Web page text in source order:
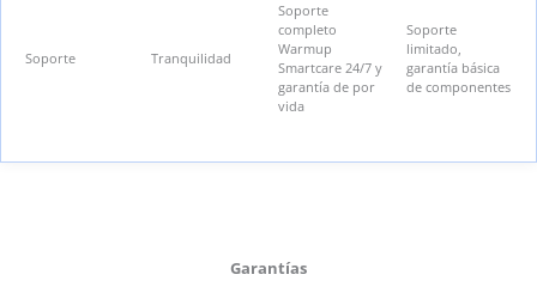
Soporte Tranquilidad
Soporte
completo
Warmup
Smartcare 24/7 y
garantía de por
vida
Soporte
limitado,
garantía básica
de componentes
Garantías